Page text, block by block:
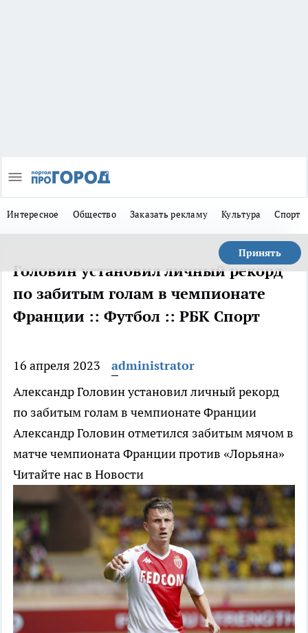
Интересное Общество Заказать рекламу Культура Спорт
Принять
Головин установил личный рекорд
по забитым голам в чемпионате
Франции :: Футбол :: РБК Спорт
16 апреля 2023
administrator
Александр Головин установил личный рекорд
по забитым голам в чемпионате Франции
Александр Головин отметился забитым мячом в
матче чемпионата Франции против «Лорьяна»
Читайте нас в Новости